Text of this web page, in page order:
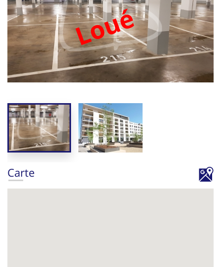
Loué
Carte